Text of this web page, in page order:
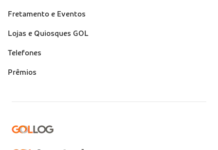
Fretamento e Eventos
Lojas e Quiosques GOL
Telefones
Prêmios